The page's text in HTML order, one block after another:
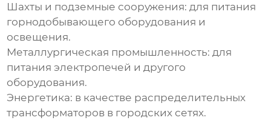
Шахты и подземные сооружения: для питания
горнодобывающего оборудования и
освещения.
Металлургическая промышленность: для
питания электропечей и другого
оборудования.
Энергетика: в качестве распределительных
трансформаторов в городских сетях.